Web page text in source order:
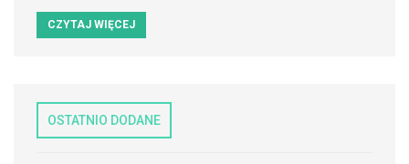
CZYTAJ WIĘCEJ
OSTATNIO DODANE